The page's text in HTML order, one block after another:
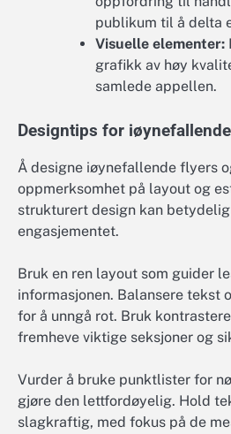
publikum til å delta
Visuelle elementer:
grafikk av høy
samlede appellen.
Designtips for
Å designe iøynefallende flyers
oppmerksomhet på layout og
strukturert design kan
engasjementet.
Bruk en ren layout som guider
informasjonen. Balansere tekst
for å unngå rot. Bruk
fremheve viktige seksjoner og
Vurder å bruke punktlister for
gjøre den lettfordøyelig. Hold
slagkraftig, med fokus på de